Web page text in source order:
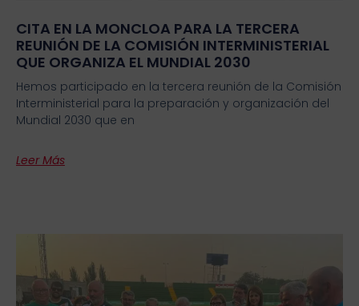
CITA EN LA MONCLOA PARA LA TERCERA
REUNIÓN DE LA COMISIÓN INTERMINISTERIAL
QUE ORGANIZA EL MUNDIAL 2030
Hemos participado en la tercera reunión de la Comisión
Interministerial para la preparación y organización del
Mundial 2030 que en
Leer Más